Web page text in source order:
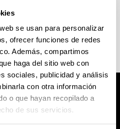
se usan para personalizar
ofrecer funciones de redes
Además, compartimos
haga del sitio web con
sociales, publicidad y análisis
con otra información
o que hayan recopilado a
de sus servicios.
contenido, inténtelo más
/ Email: cau@ehu.eus /